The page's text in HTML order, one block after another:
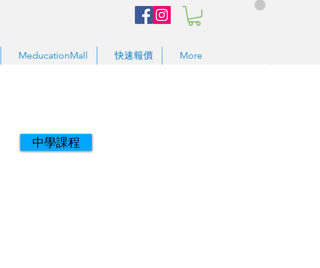
MeducationMall 快速報價 More
中學課程